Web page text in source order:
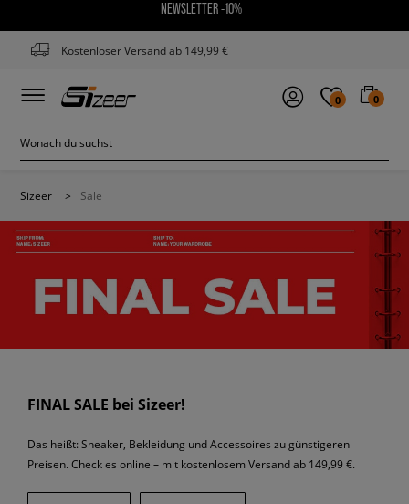
NEWSLETTER -10%
Kostenloser Versand ab 149,99 €
0 0
Sizeer > Sale
FINAL SALE bei Sizeer!
Das heißt: Sneaker, Bekleidung und Accessoires zu günstigeren
Preisen. Check es online – mit kostenlosem Versand ab 149,99 €.